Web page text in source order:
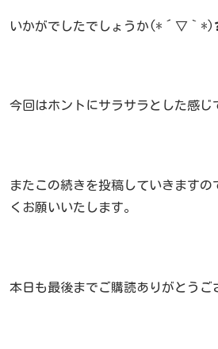
いかがでしたでしょうか(*´▽｀
今回はホントにサラサラとした感じ
またこの続きを投稿していきますの
くお願いいたします。
本日も最後までご購読ありがとう